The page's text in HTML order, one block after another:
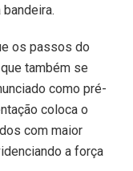
os passos do
também se
como pré-
coloca o
com maior
a força